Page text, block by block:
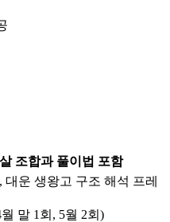
조합과 풀이법 포함
운 생왕고 구조 해석 프레
말 1회, 5월 2회)